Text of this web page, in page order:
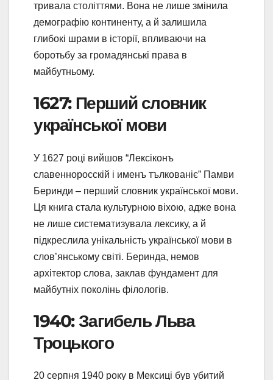
тривала століттями. Вона не лише змінила
демографію континенту, а й залишила
глибокі шрами в історії, впливаючи на
боротьбу за громадянські права в
майбутньому.
1627: Перший словник
української мови
У 1627 році вийшов “Лексіконъ
славенноросскій і именъ тълкованіє” Памви
Беринди – перший словник української мови.
Ця книга стала культурною віхою, адже вона
не лише систематизувала лексику, а й
підкреслила унікальність української мови в
слов’янському світі. Беринда, немов
архітектор слова, заклав фундамент для
майбутніх поколінь філологів.
1940: Загибель Льва
Троцького
20 серпня 1940 року в Мексиці був убитий